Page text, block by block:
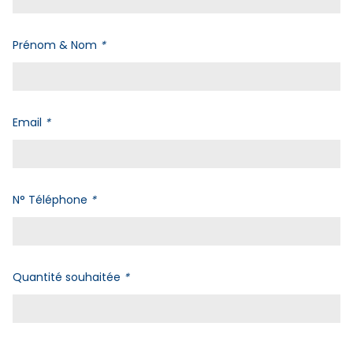
Prénom & Nom *
Email *
N° Téléphone *
Quantité souhaitée *